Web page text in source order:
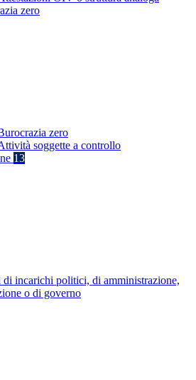
zero
zero
soggette a controllo
13
di incarichi politici, di amministrazione,
o di governo